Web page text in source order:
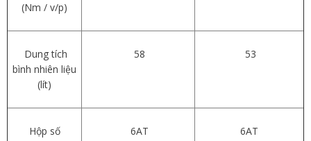
(Nm / v/p)
Dung tích
bình nhiên liệu
(lít)
58 53
Hộp số 6AT 6AT